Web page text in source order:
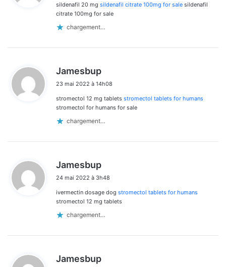
:
sildenafil 20 mg sildenafil citrate 100mg for sale sildenafil
citrate 100mg for sale
chargement…
Jamesbup
t
:
23 mai 2022 à 14h08
stromectol 12 mg tablets stromectol tablets for humans
stromectol for humans for sale
chargement…
Jamesbup
t
:
24 mai 2022 à 3h48
ivermectin dosage dog stromectol tablets for humans
stromectol 12 mg tablets
chargement…
Jamesbup